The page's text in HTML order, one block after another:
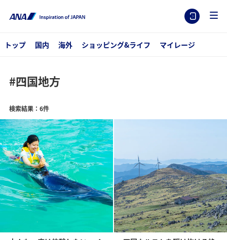
トップ 国内 海外 ショッピング&ライフ マイレージ
#四国地方
検索結果：6件